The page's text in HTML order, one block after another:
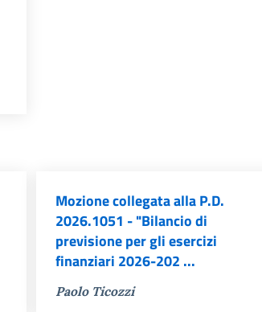
Mozione collegata alla P.D.
2026.1051 - "Bilancio di
previsione per gli esercizi
finanziari 2026-202 ...
Paolo Ticozzi